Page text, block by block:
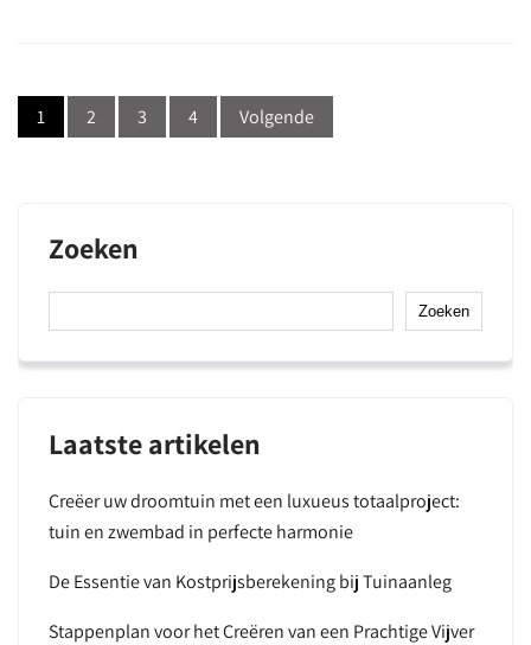
Berichten
navigatie
1 2 3 4 Volgende
Zoeken
Zoeken
Laatste artikelen
Creëer uw droomtuin met een luxueus totaalproject:
tuin en zwembad in perfecte harmonie
De Essentie van Kostprijsberekening bij Tuinaanleg
Stappenplan voor het Creëren van een Prachtige Vijver